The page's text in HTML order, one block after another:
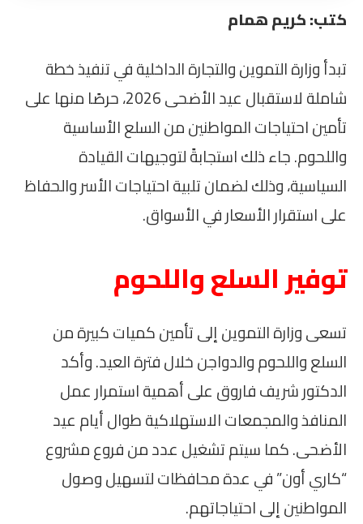
كتب: كريم همام
تبدأ وزارة التموين والتجارة الداخلية في تنفيذ خطة
شاملة لاستقبال عيد الأضحى 2026، حرصًا منها على
تأمين احتياجات المواطنين من السلع الأساسية
واللحوم. جاء ذلك استجابةً لتوجيهات القيادة
السياسية، وذلك لضمان تلبية احتياجات الأسر والحفاظ
على استقرار الأسعار في الأسواق.
توفير السلع واللحوم
تسعى وزارة التموين إلى تأمين كميات كبيرة من
السلع واللحوم والدواجن خلال فترة العيد. وأكد
الدكتور شريف فاروق على أهمية استمرار عمل
المنافذ والمجمعات الاستهلاكية طوال أيام عيد
الأضحى. كما سيتم تشغيل عدد من فروع مشروع
“كاري أون” في عدة محافظات لتسهيل وصول
المواطنين إلى احتياجاتهم.